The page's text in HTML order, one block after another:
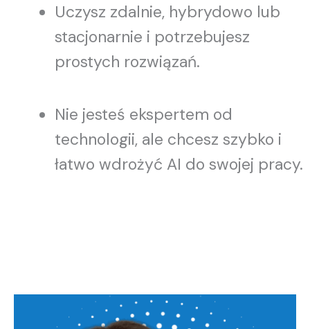
Uczysz zdalnie, hybrydowo lub
stacjonarnie i potrzebujesz
prostych rozwiązań.
Nie jesteś ekspertem od
technologii, ale chcesz szybko i
łatwo wdrożyć AI do swojej pracy.